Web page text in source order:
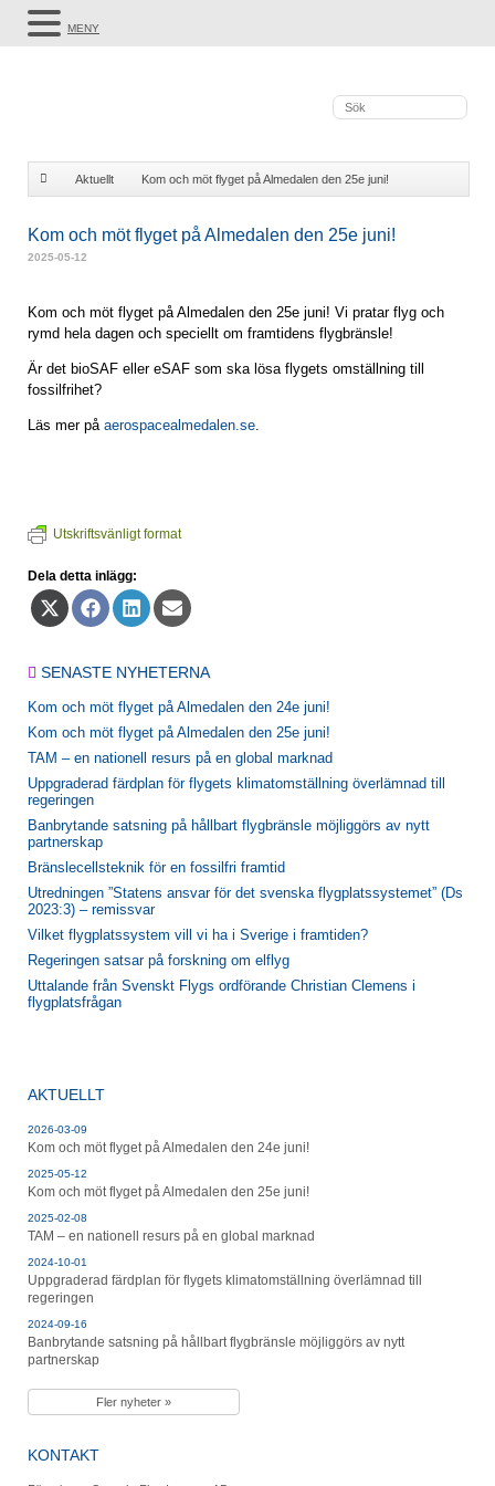
Aktuellt Kom och möt flyget på Almedalen den 25e juni!
Kom och möt flyget på Almedalen den 25e juni!
2025-05-12
Kom och möt flyget på Almedalen den 25e juni! Vi pratar flyg och
rymd hela dagen och speciellt om framtidens flygbränsle!
Är det bioSAF eller eSAF som ska lösa flygets omställning till
fossilfrihet?
Läs mer på aerospacealmedalen.se.
Utskriftsvänligt format
Dela detta inlägg:
Dela
på
Dela
på
Dela
på
Dela
på
SENASTE NYHETERNA
Kom och möt flyget på Almedalen den 24e juni!
Kom och möt flyget på Almedalen den 25e juni!
TAM – en nationell resurs på en global marknad
Uppgraderad färdplan för flygets klimatomställning överlämnad till
regeringen
Banbrytande satsning på hållbart flygbränsle möjliggörs av nytt
partnerskap
Bränslecellsteknik för en fossilfri framtid
Utredningen ”Statens ansvar för det svenska flygplatssystemet” (Ds
2023:3) – remissvar
Vilket flygplatssystem vill vi ha i Sverige i framtiden?
Regeringen satsar på forskning om elflyg
Uttalande från Svenskt Flygs ordförande Christian Clemens i
flygplatsfrågan
AKTUELLT
2026-03-09
Kom och möt flyget på Almedalen den 24e juni!
2025-05-12
Kom och möt flyget på Almedalen den 25e juni!
2025-02-08
TAM – en nationell resurs på en global marknad
2024-10-01
Uppgraderad färdplan för flygets klimatomställning överlämnad till
regeringen
2024-09-16
Banbrytande satsning på hållbart flygbränsle möjliggörs av nytt
partnerskap
Fler nyheter »
KONTAKT
MENY